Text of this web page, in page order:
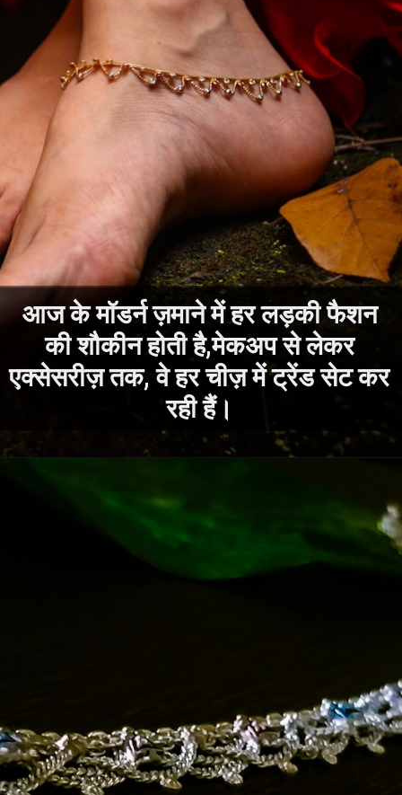
आज के मॉडर्न ज़माने में हर लड़की फैशन
की शौकीन होती है,मेकअप से लेकर
एक्सेसरीज़ तक, वे हर चीज़ में ट्रेंड सेट कर